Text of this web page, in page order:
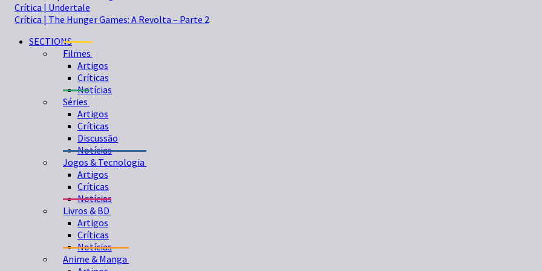
Crítica | Undertale
Crítica | The Hunger Games: A Revolta – Parte 2
SECTIONS
Filmes
Artigos
Críticas
Notícias
Séries
Artigos
Críticas
Discussão
Notícias
Jogos & Tecnologia
Artigos
Críticas
Notícias
Livros & BD
Artigos
Críticas
Notícias
Anime & Manga